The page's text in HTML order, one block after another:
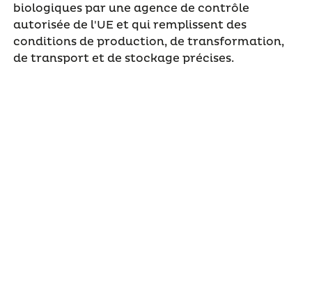
biologiques par une agence de contrôle
autorisée de l'UE et qui remplissent des
conditions de production, de transformation,
de transport et de stockage précises.